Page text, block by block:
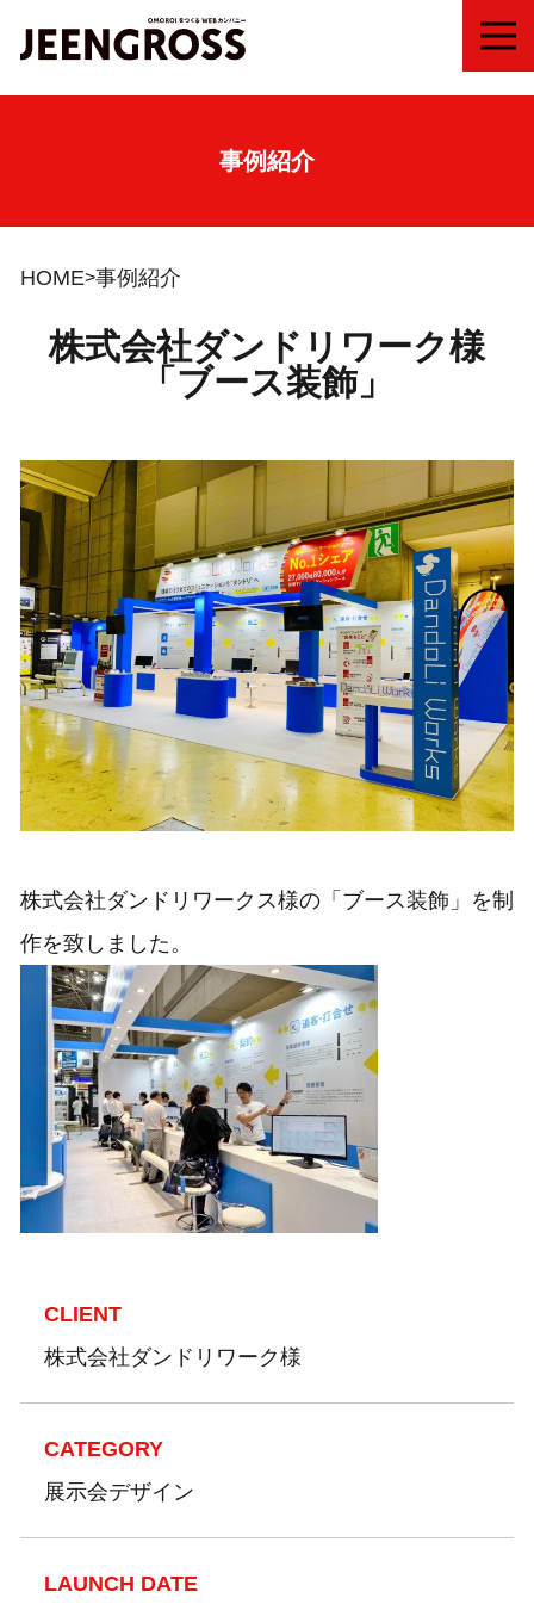
事例紹介
HOME 事例紹介
株式会社ダンドリワーク様
「ブース装飾」
株式会社ダンドリワークス様の「ブース装飾」を制
作を致しました。
CLIENT
株式会社ダンドリワーク様
CATEGORY
展示会デザイン
LAUNCH DATE